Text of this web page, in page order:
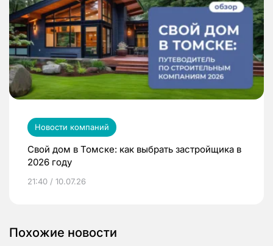
Новости компаний
Свой дом в Томске: как выбрать застройщика в
2026 году
21:40 / 10.07.26
Похожие новости